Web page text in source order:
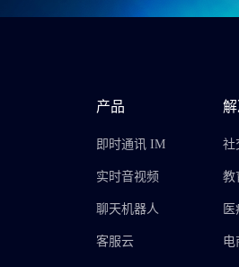
产品
即时通讯 IM
实时音视频
聊天机器人
客服云
社
教
医
电